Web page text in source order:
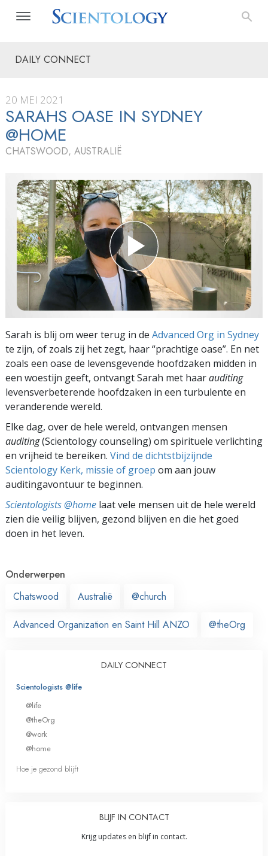
DAILY CONNECT
20 MEI 2021
SARAHS OASE IN SYDNEY
@HOME
CHATSWOOD, AUSTRALIË
Sarah is blij om weer terug in de Advanced Org in Sydney
te zijn, of zoals zij het zegt, haar “prachtige oase”. En net
zoals een oase de levensgevende hoofdzaken midden in
een woestijn geeft, ontvangt Sarah met haarauditing
levensverbeterende hoofdzaken in een turbulente en
veranderende wereld.
Elke dag, over de hele wereld, ontvangen mensen
auditing(Scientology counseling) om spirituele verlichting
en vrijheid te bereiken. Vind de dichtstbijzijnde
Scientology Kerk, missie of groep om aan jouw
auditingavontuur te beginnen.
Scientologists @home laat vele mensen uit de hele wereld
zien die veilig blijven, gezond blijven en die het goed
doen in het leven.
Onderwerpen
Chatswood
Australië @church
Advanced Organization en Saint Hill ANZO @theOrg
DAILY CONNECT
Scientologists @life
@life
@theOrg
@work
@home
Hoe je gezond blijft
BLIJF IN CONTACT
Krijg updates en blijf in contact.